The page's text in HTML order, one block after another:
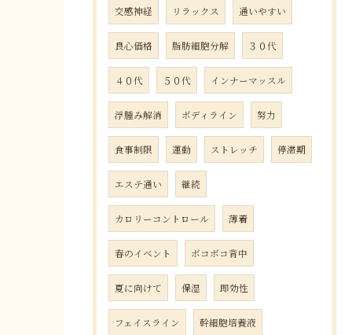
交感神経 リラックス 通いやすい
良心価格 脂肪細胞分解 ３０代
４０代 ５０代 インナーマッスル
浮腫み解消 ボディライン 努力
食事制限 運動 ストレッチ 停滞期
エステ通い 継続
カロリーコントロール 薄着
春のイベント ボコボコ背中
夏に向けて 保湿 即効性
フェイスライン 幹細胞培養液